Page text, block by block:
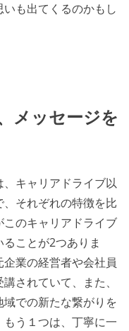
も出てくるのかもし
メッセージを
キャリアドライブ以
それぞれの特徴を比
のキャリアドライブ
ことが2つありま
業の経営者や会社員
されていて、また、
での新たな繋がりを
う１つは、丁寧に一